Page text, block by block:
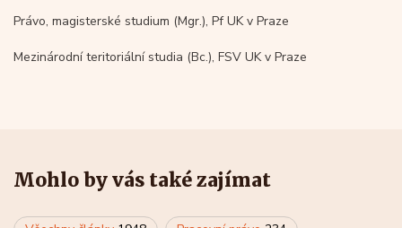
Právo, magisterské studium (Mgr.), Pf UK v Praze
Mezinárodní teritoriální studia (Bc.), FSV UK v Praze
Mohlo by vás také zajímat